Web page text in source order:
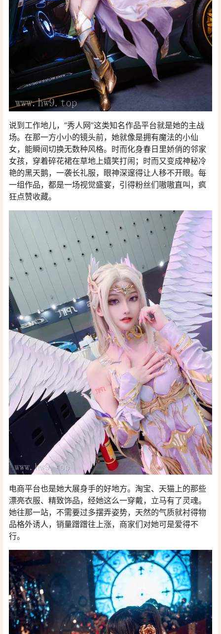
说到工作地儿，“秀人网”这类知名作品平台就是她的主战
场。在那一方小小的镜头前，她就像是拥有魔法的小仙
女，能瞬间切换无数种风格。时而化身春日里娇俏的邻家
女孩，穿着碎花裙在草地上嬉笑打闹；时而又变成神秘冷
艳的黑天鹅，一袭长礼服，眼神深邃得让人移不开眼。每
一组作品，都是一场视觉盛宴，引得粉丝们嗷嗷直叫，疯
狂点赞收藏。
电商平台也是她大展身手的好地方。淘宝、天猫上的那些
漂亮衣服、精致饰品，经她这么一穿戴，立马有了灵魂。
她往那一站，不需要过多摆弄姿势，天然的气质就衬得物
品格外诱人，销量蹭蹭往上涨，商家们对她可是爱得不
行。